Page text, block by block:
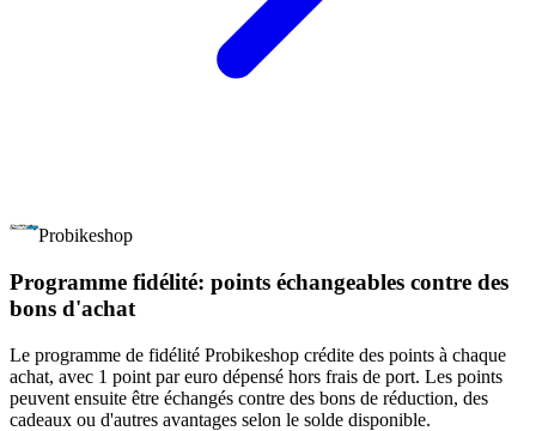
Probikeshop
Programme fidélité: points échangeables contre des
bons d'achat
Le programme de fidélité Probikeshop crédite des points à chaque
achat, avec 1 point par euro dépensé hors frais de port. Les points
peuvent ensuite être échangés contre des bons de réduction, des
cadeaux ou d'autres avantages selon le solde disponible.